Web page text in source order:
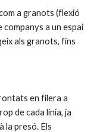
a granots (flexió
a un espai
als granots, fins
en filera a
de cada línia, ja
la presó. Els